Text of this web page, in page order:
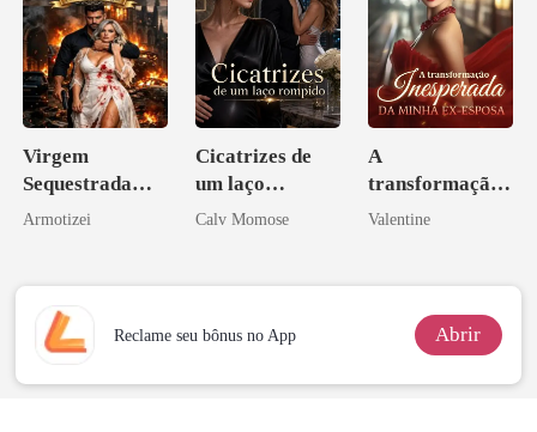
Virgem
Sequestrada
pelo Mafioso
DE SANGUE
Armotizei
Cicatrizes de
um laço
rompido
Calv Momose
A
transformação
inesperada da
Valentine
Reclame seu bônus no App Abrir